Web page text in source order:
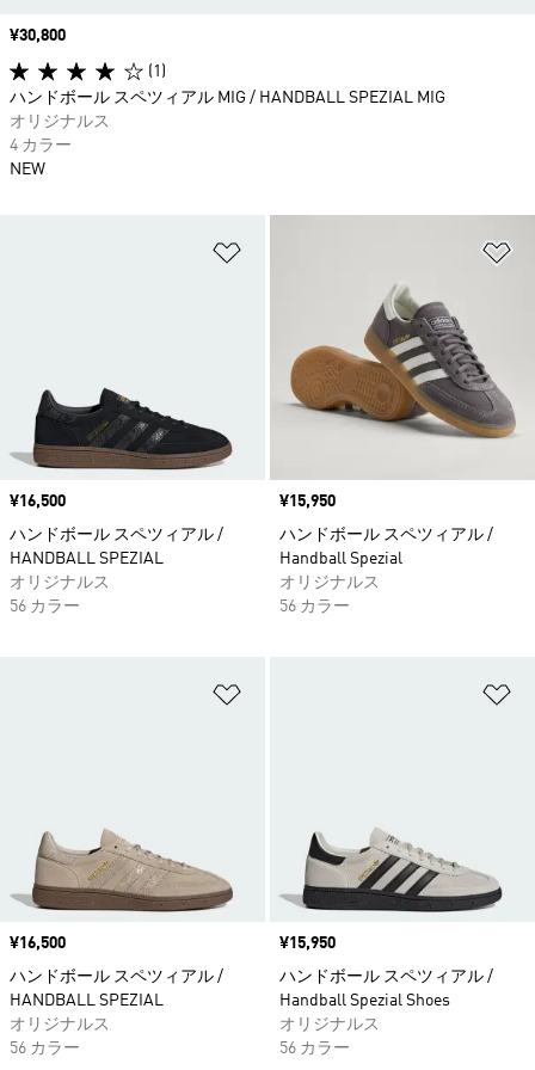
価格
¥16,500
ハンドボール スペツィアル /
HANDBALL SPEZIAL
オリジナルス
56 カラー
価格
¥15,950
ハンドボール スペツィアル /
Handball Spezial
オリジナルス
56 カラー
価格
¥16,500
ハンドボール スペツィアル /
HANDBALL SPEZIAL
オリジナルス
56 カラー
価格
¥15,950
ハンドボール スペツィアル /
Handball Spezial Shoes
オリジナルス
56 カラー
価格
¥30,800
(1)
ハンドボール スペツィアル MIG / HANDBALL SPEZIAL MIG
オリジナルス
4 カラー
NEW